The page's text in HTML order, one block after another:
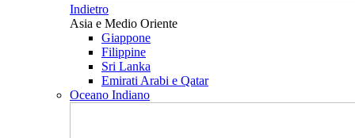
Indietro
Asia e Medio Oriente
Giappone
Filippine
Sri Lanka
Emirati Arabi e Qatar
Oceano Indiano